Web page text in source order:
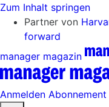
Zum Inhalt springen
Partner von
forward
manager magazin
Anmelden Abonnement